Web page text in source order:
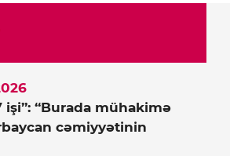
işi”: “Burada mühakimə
cəmiyyətinin